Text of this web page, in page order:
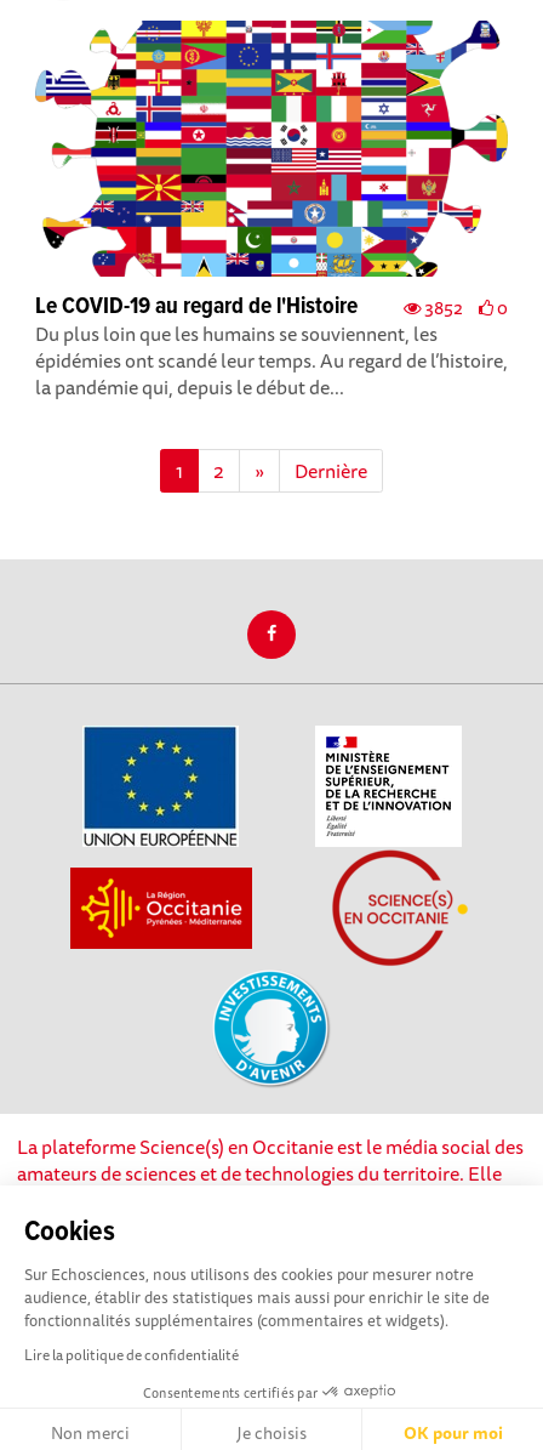
Cookies
Sur Echosciences, nous utilisons des cookies pour mesurer notre
audience, établir des statistiques mais aussi pour enrichir le site de
fonctionnalités supplémentaires (commentaires et widgets).
Lire la politique de confidentialité
Consentements certifiés par
Non merci Je choisis OK pour moi
3852 0
Le COVID-19 au regard de l'Histoire
Du plus loin que les humains se souviennent, les
épidémies ont scandé leur temps. Au regard de l’histoire,
la pandémie qui, depuis le début de...
1 2 » Dernière
La plateforme Science(s) en Occitanie est le média social des
amateurs de sciences et de technologies du territoire. Elle
soutien de nombreux acteurs locaux. Ce projet est cofinancé
l’Union européenne via les fonds européen de
développement régional. Science(s) en Occitanie est une
plateforme Echosciences by Amcsti.
Mentions légales|Politique de confidentialité
Ligne éditoriale